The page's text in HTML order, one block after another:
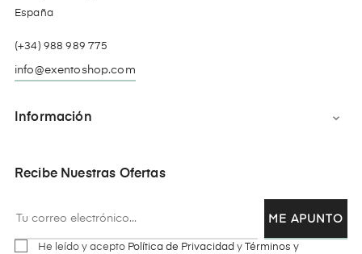
España
(+34) 988 989 775
info@exentoshop.com
Información 
Recibe Nuestras Ofertas
ME APUNTO
He leído y acepto Política de Privacidad y
Términos y